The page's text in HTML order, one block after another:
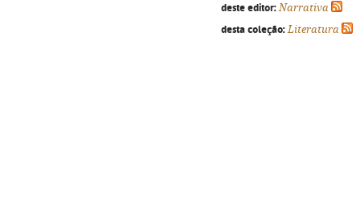
deste editor: Narrativa
desta coleção: Literatura